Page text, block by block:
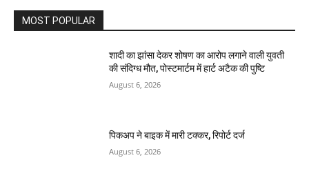
MOST POPULAR
शादी का झांसा देकर शोषण का आरोप लगाने वाली युवती
की संदिग्ध मौत, पोस्टमार्टम में हार्ट अटैक की पुष्टि
August 6, 2026
पिकअप ने बाइक में मारी टक्कर, रिपोर्ट दर्ज
August 6, 2026